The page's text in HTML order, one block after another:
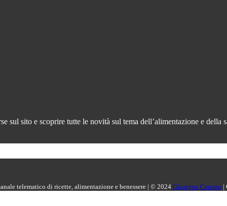
sul sito e scoprire tutte le novità sul tema dell’alimentazione e della
telematico di ricette, alimentazione e benessere | © 2024 Giuseppe Capano |